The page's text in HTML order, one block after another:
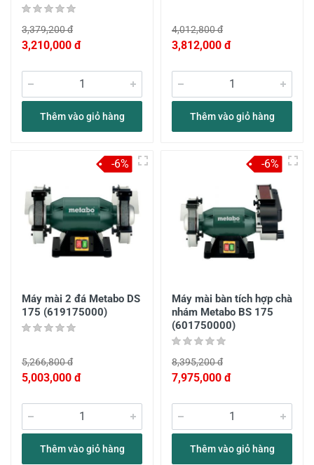
3,379,200 đ
3,210,000 đ
Thêm vào giỏ hàng
4,012,800 đ
3,812,000 đ
Thêm vào giỏ hàng
Máy mài 2 đá Metabo DS
175 (619175000)
5,266,800 đ
5,003,000 đ
Thêm vào giỏ hàng
-6%
Máy mài bàn tích hợp chà
nhám Metabo BS 175
(601750000)
8,395,200 đ
7,975,000 đ
Thêm vào giỏ hàng
-6%